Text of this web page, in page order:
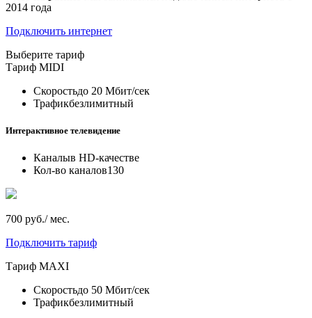
2014 года
Подключить интернет
Выберите тариф
Тариф MIDI
Скоростьдо 20 Мбит/сек
Трафикбезлимитный
Интерактивное телевидение
Каналыв HD-качестве
Кол-во каналов130
700 руб./ мес.
Подключить тариф
Тариф MAXI
Скоростьдо 50 Мбит/сек
Трафикбезлимитный